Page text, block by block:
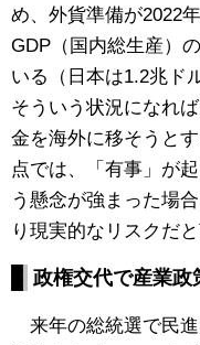
め、外貨準備が2022
GDP（国内総生産）
いる（日本は1.2兆ド
そういう状況になれ
金を海外に移そうと
点では、「有事」が
う懸念が強まった場
り現実的なリスクだと
政権交代で産業政
来年の総統選で民